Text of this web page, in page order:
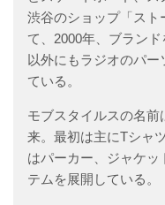
渋谷のショップ「スト
て、2000年、ブラン
以外にもラジオのパ
ている。
モブスタイルスの名
来。最初は主にTシャ
はパーカー、ジャケッ
テムを展開している。